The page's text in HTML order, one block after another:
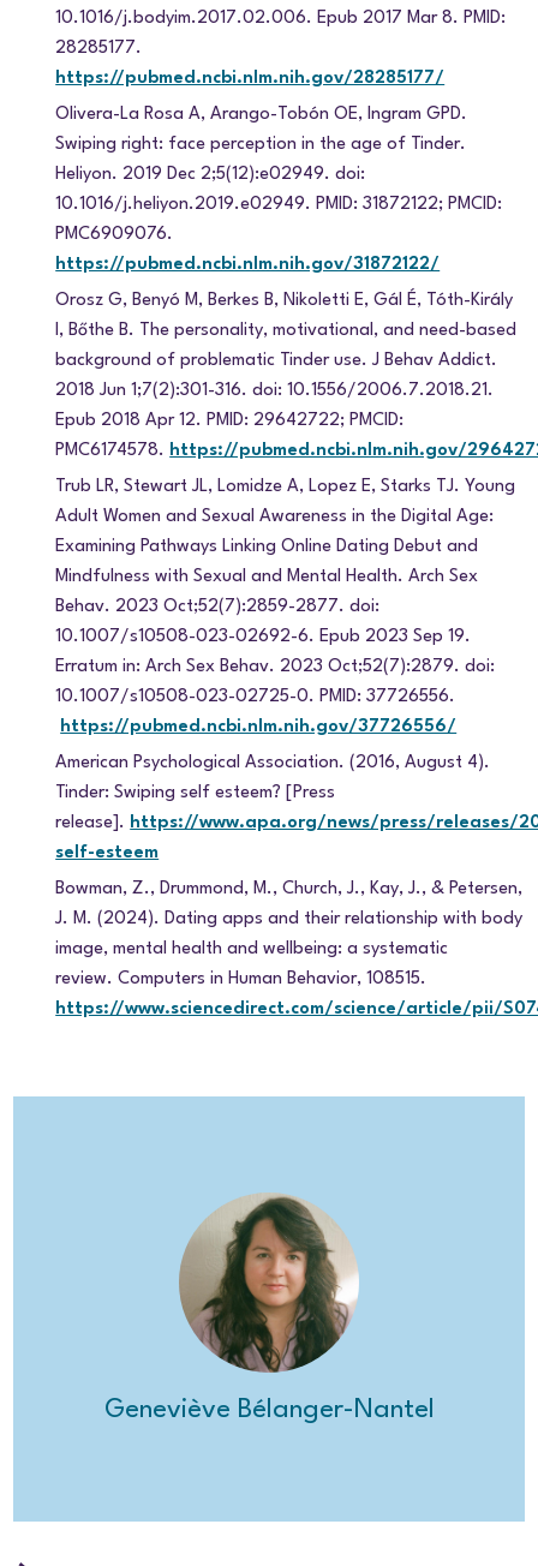
10.1016/j.bodyim.2017.02.006. Epub 2017 Mar 8. PMID:
28285177.
https://pubmed.ncbi.nlm.nih.gov/28285177/
Olivera-La Rosa A, Arango-Tobón OE, Ingram GPD.
Swiping right: face perception in the age of Tinder.
Heliyon. 2019 Dec 2;5(12):e02949. doi:
10.1016/j.heliyon.2019.e02949. PMID: 31872122; PMCID:
PMC6909076.
https://pubmed.ncbi.nlm.nih.gov/31872122/
Orosz G, Benyó M, Berkes B, Nikoletti E, Gál É, Tóth-Király
I, Bőthe B. The personality, motivational, and need-based
background of problematic Tinder use. J Behav Addict.
2018 Jun 1;7(2):301-316. doi: 10.1556/2006.7.2018.21.
Epub 2018 Apr 12. PMID: 29642722; PMCID:
PMC6174578. https://pubmed.ncbi.nlm.nih.gov/
Trub LR, Stewart JL, Lomidze A, Lopez E, Starks TJ. Young
Adult Women and Sexual Awareness in the Digital Age:
Examining Pathways Linking Online Dating Debut and
Mindfulness with Sexual and Mental Health. Arch Sex
Behav. 2023 Oct;52(7):2859-2877. doi:
10.1007/s10508-023-02692-6. Epub 2023 Sep 19.
Erratum in: Arch Sex Behav. 2023 Oct;52(7):2879. doi:
10.1007/s10508-023-02725-0. PMID: 37726556.
https://pubmed.ncbi.nlm.nih.gov/37726556/
American Psychological Association. (2016, August 4).
Tinder: Swiping self esteem? [Press
release]. https://www.apa.org/news/press/releases/
self-esteem
Bowman, Z., Drummond, M., Church, J., Kay, J., & Petersen,
J. M. (2024). Dating apps and their relationship with body
image, mental health and wellbeing: a systematic
review. Computers in Human Behavior, 108515.
https://www.sciencedirect.com/science/article/pii/
Geneviève Bélanger-Nantel